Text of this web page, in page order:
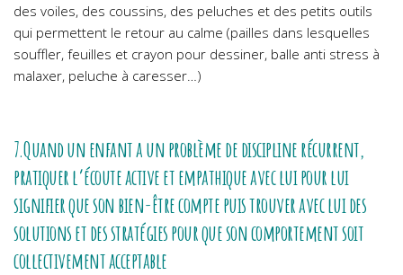
des voiles, des coussins, des peluches et des petits outils
qui permettent le retour au calme (pailles dans lesquelles
souffler, feuilles et crayon pour dessiner, balle anti stress à
malaxer, peluche à caresser…)
7.Quand un enfant a un problème de discipline récurrent,
pratiquer l’écoute active et empathique avec lui pour lui
signifier que son bien-être compte puis trouver avec lui des
solutions et des stratégies pour que son comportement soit
collectivement acceptable